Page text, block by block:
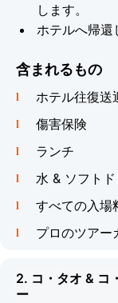
します。
ホテルへ帰還
含まれるもの
ホテル往復送
傷害保険
ランチ
水 & ソフト
すべての入場
プロのツアー
2. コ・タオ & コ
ー